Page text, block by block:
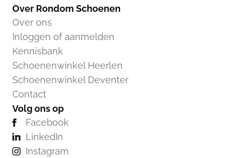
Over Rondom Schoenen
Over ons
Inloggen of aanmelden
Kennisbank
Schoenenwinkel Heerlen
Schoenenwinkel Deventer
Contact
Volg ons op
Facebook
LinkedIn
Instagram